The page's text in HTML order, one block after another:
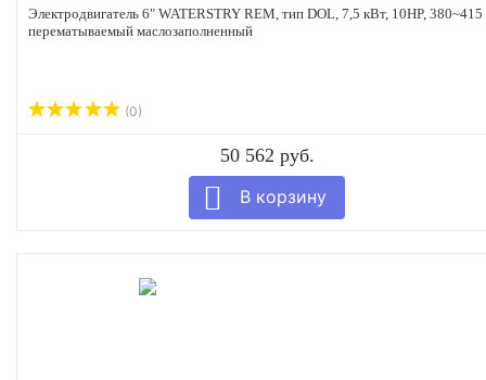
Электродвигатель 6" WATERSTRY REM, тип DOL, 7,5 кВт, 10HP,
перематываемый маслозаполненный
(0)
50 562 руб.